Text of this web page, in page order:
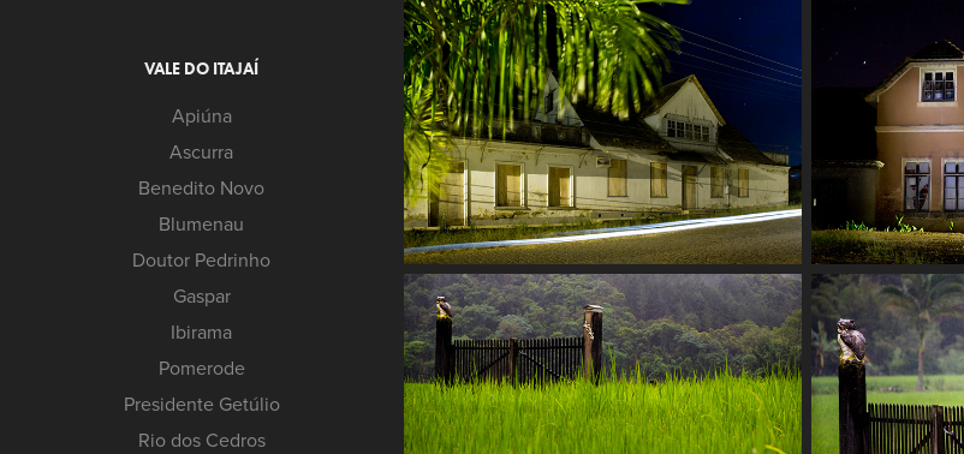
VALE DO ITAJAÍ
Apiúna
Ascurra
Benedito Novo
Blumenau
Doutor Pedrinho
Gaspar
Ibirama
Pomerode
Presidente Getúlio
Rio dos Cedros